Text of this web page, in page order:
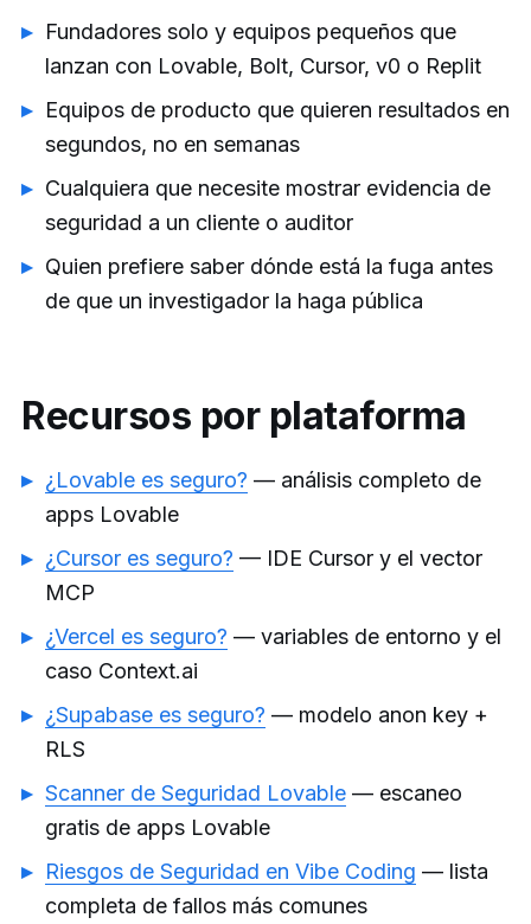
Fundadores solo y equipos pequeños que
lanzan con Lovable, Bolt, Cursor, v0 o Replit
Equipos de producto que quieren resultados en
segundos, no en semanas
Cualquiera que necesite mostrar evidencia de
seguridad a un cliente o auditor
Quien prefiere saber dónde está la fuga antes
de que un investigador la haga pública
Recursos por plataforma
¿Lovable es seguro? — análisis completo de
apps Lovable
¿Cursor es seguro? — IDE Cursor y el vector
MCP
¿Vercel es seguro? — variables de entorno y el
caso Context.ai
¿Supabase es seguro? — modelo anon key +
RLS
Scanner de Seguridad Lovable — escaneo
gratis de apps Lovable
Riesgos de Seguridad en Vibe Coding — lista
completa de fallos más comunes